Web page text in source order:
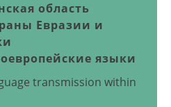
область
Евразии и
языки
transmission within